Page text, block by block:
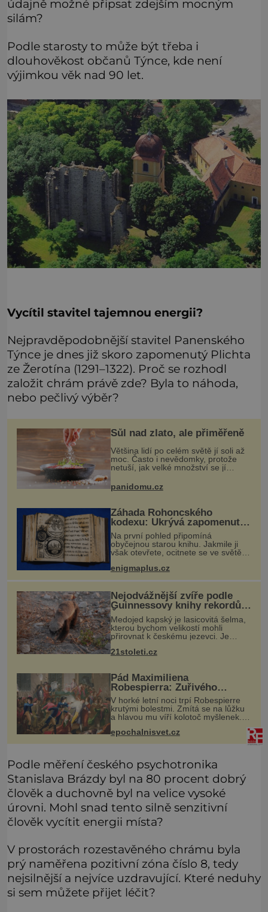
údajně možné připsat zdejším mocným
silám?
Podle starosty to může být třeba i
dlouhověkost občanů Týnce, kde není
výjimkou věk nad 90 let.
Vycítil stavitel tajemnou energii?
Nejpravděpodobnější stavitel Panenského
Týnce je dnes již skoro zapomenutý Plichta
ze Žerotína (1291–1322). Proč se rozhodl
založit chrám právě zde? Byla to náhoda,
nebo pečlivý výběr?
Sůl nad zlato, ale přiměřeně
Většina lidí po celém světě jí soli až
moc. Často i nevědomky, protože
netuší, jak velké množství se jí
potravinách, dokonce i těch
sladkých. Sůl je zdravá
panidomu.cz
Záhada Rohoncského
kodexu: Ukrývá zapomenutý
jazyk, tajnou šifru, nebo
mistrovský podvrh?
Na první pohled připomíná
obyčejnou starou knihu. Jakmile ji
však otevřete, ocitnete se ve světě
ilustrací a textu, který už téměř dvě
století vzdoruje všem pokusům o
enigmaplus.cz
Nejodvážnější zvíře podle
Guinnessovy knihy rekordů?
Šelmička s pruhem na
hřbetě!
Medojed kapský je lasicovitá šelma,
kterou bychom velikostí mohli
přirovnat k českému jezevci. Je
extrémně nebojácná, ostatně bývá
označována za nejodvážnější zvíře
21stoleti.cz
Pád Maximiliena
Robespierra: Zuřivého
jakobína nikdo nelitoval?
V horké letní noci trpí Robespierre
krutými bolestmi. Zmítá se na lůžku
a hlavou mu víří kolotoč myšlenek.
Když se probere z mdlob, vzpomene
si na jednu z pařížských jasnovidek,
kterou před lety navšt
epochalnisvet.cz
Podle měření českého psychotronika
Stanislava Brázdy byl na 80 procent dobrý
člověk a duchovně byl na velice vysoké
úrovni. Mohl snad tento silně senzitivní
člověk vycítit energii místa?
V prostorách rozestavěného chrámu byla
prý naměřena pozitivní zóna číslo 8, tedy
nejsilnější a nejvíce uzdravující. Které neduhy
si sem můžete přijet léčit?